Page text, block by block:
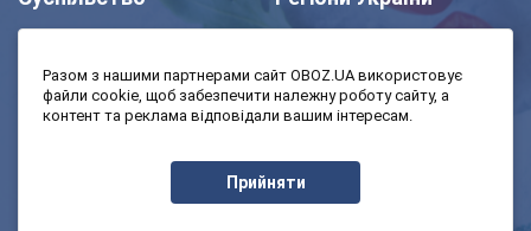
Моя школа Авто
Економіка
Разом з нашими партнерами сайт OBOZ.UA використовує
файли cookie, щоб забезпечити належну роботу сайту, а
контент та реклама відповідали вашим інтересам.
Прийняти